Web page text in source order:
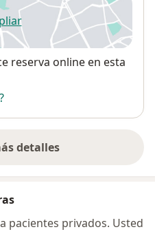
se abre en una nueva
reserva online en esta
detalles
sobre la dirección
pacientes privados. Usted